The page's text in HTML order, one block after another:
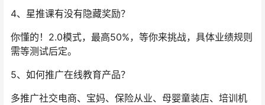
4、星推课有没有隐藏奖励？
你懂的！2.0模式，最高50%，等你来挑战，具体业绩规则
需等测试后定。
5、如何推广在线教育产品？
多推广社交电商、宝妈、保险从业、母婴童装店、培训机